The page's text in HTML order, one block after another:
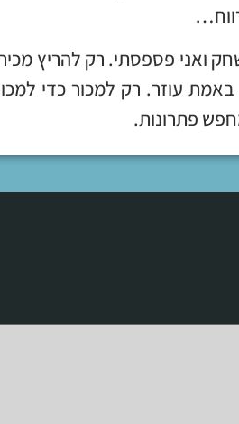
ואני פספסתי. רק להריץ
עוזר. רק למכור כדי
פתרונות.